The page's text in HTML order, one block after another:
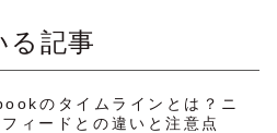
る記事
のタイムラインとは？ニ
ィードとの違いと注意点